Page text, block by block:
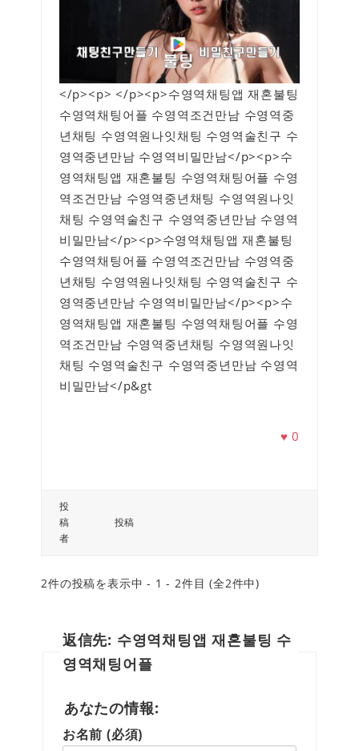
</p><p> </p><p>수영역채팅앱 재혼불팅
수영역채팅어플 수영역조건만남 수영역중
년채팅 수영역원나잇채팅 수영역술친구 수
영역중년만남 수영역비밀만남</p><p>수
영역채팅앱 재혼불팅 수영역채팅어플 수영
역조건만남 수영역중년채팅 수영역원나잇
채팅 수영역술친구 수영역중년만남 수영역
비밀만남</p><p>수영역채팅앱 재혼불팅
수영역채팅어플 수영역조건만남 수영역중
년채팅 수영역원나잇채팅 수영역술친구 수
영역중년만남 수영역비밀만남</p><p>수
영역채팅앱 재혼불팅 수영역채팅어플 수영
역조건만남 수영역중년채팅 수영역원나잇
채팅 수영역술친구 수영역중년만남 수영역
비밀만남</p&gt
♥0
投
稿
者
投稿
2件の投稿を表示中 - 1 - 2件目 (全2件中)
返信先: 수영역채팅앱 재혼불팅 수
영역채팅어플
あなたの情報:
お名前 (必須)